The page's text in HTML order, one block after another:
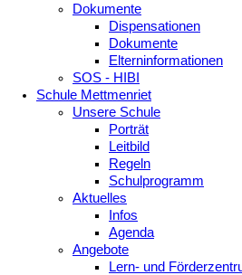
Dokumente
Dispensationen
Dokumente
Elterninformationen
SOS - HIBI
Schule Mettmenriet
Unsere Schule
Porträt
Leitbild
Regeln
Schulprogramm
Aktuelles
Infos
Agenda
Angebote
Lern- und